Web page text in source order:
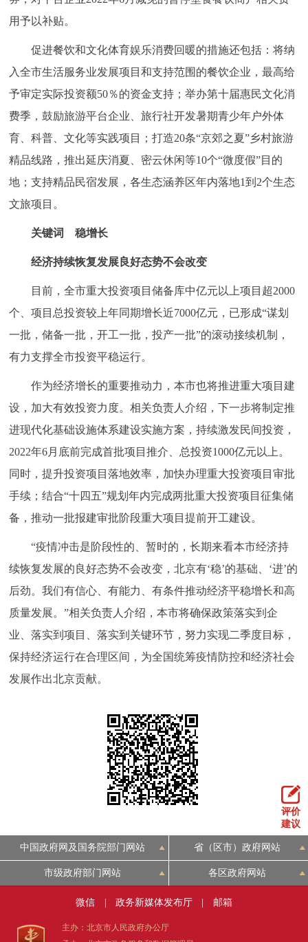
用予以补贴。
促进餐饮和文化体育娱乐消费回暖的措施还包括：将纳
入全市生活服务业发展项目和支持范围的餐饮企业，最高给
予审定实际投资额50％的资金支持；举办第十届惠民文化消
费季，鼓励旅游平台企业、旅行社开发暑期青少年户外体
育、科普、文化等实践项目；打造20条“京郊之夏”乡村旅游
精品线路，推出延庆消夏、密云休闲等10个“微度假”目的
地；支持精品民宿发展，各生态涵养区年内落地1到2个生态
文旅项目。
关键词 稳增长
经济持续恢复发展良好态势不会改变
目前，全市重大投资项目储备库中亿元以上项目超2000
个、项目总投资较上年同期增长近7000亿元，已形成“谋划
一批，储备一批，开工一批，投产一批”的滚动接续机制，
有力支撑全市投资平稳运行。
作为经济增长的重要推动力，本市也将推进重大项目建
设，加大有效投资力度。相关负责人介绍，下一步将制定推
进现代化基础设施体系建设实施方案，持续激发民间投资，
2022年6月底前完成首批项目推介、总投资1000亿元以上。
同时，提升投资项目落地效率，加快办理重大投资项目审批
手续；结合“十四五”规划年内完成两批重大投资项目征集储
备，推动一批报建审批阶段重大项目提前开工建设。
“疫情冲击是阶段性的、暂时的，长期来看本市经济持
续恢复发展的良好态势不会改变，北京有‘稳’的基础、‘进’的
后劲。我们有信心、有能力、有条件推动经济平稳增长和高
质量发展。”相关负责人介绍，本市将确保政策落实到企
业、落实到项目、落实到关键环节，努力实现二季度目标，
保持经济运行在合理区间，为全国统筹疫情防控和经济社会
发展作出北京贡献。
评价
建议
中国政府网及国务院部门网站 省（区市）政府网站
市级政府部门网站 各区政府网站
微信 政务新媒体发布厅 邮箱
主办：北京市人民政府办公厅